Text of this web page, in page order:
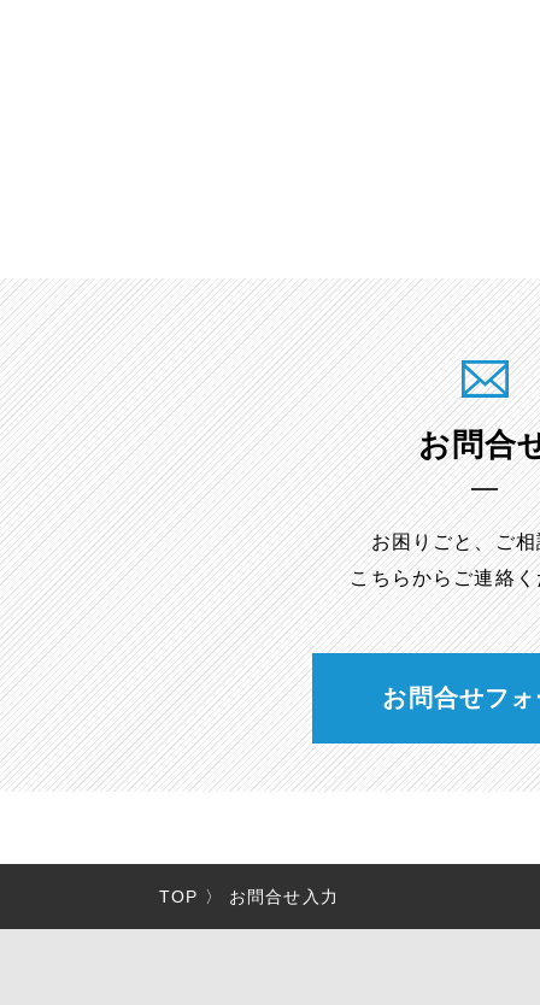
お問合
お困りごと、ご
こちらからご連絡
お問合せフ
TOP 〉 お問合せ入力